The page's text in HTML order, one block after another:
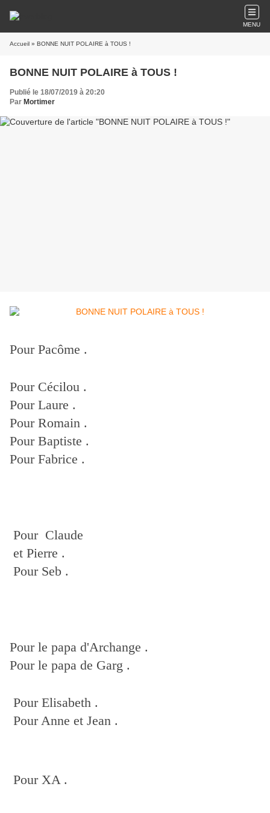
MENU
Accueil » BONNE NUIT POLAIRE à TOUS !
BONNE NUIT POLAIRE à TOUS !
Publié le 18/07/2019 à 20:20
Par Mortimer
Pour Pacôme .
Pour Cécilou .
Pour Laure .
Pour Romain .
Pour Baptiste .
Pour Fabrice .
Pour Claude
et Pierre .
Pour Seb .
Pour le papa d'Archange .
Pour le papa de Garg .
Pour Elisabeth .
Pour Anne et Jean .
Pour XA .